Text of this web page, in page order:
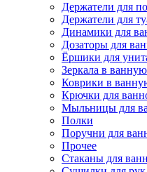
Держатели для
Держатели для
Динамики для
Дозаторы для
Ёршики для
Зеркала в
Коврики в
Крючки для
Мыльницы для
Полки
Поручни для
Прочее
Стаканы для